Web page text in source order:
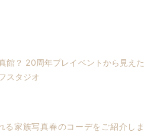
館？ 20周年プレイベントから見えた
スタジオ
る家族写真春のコーデをご紹介しま